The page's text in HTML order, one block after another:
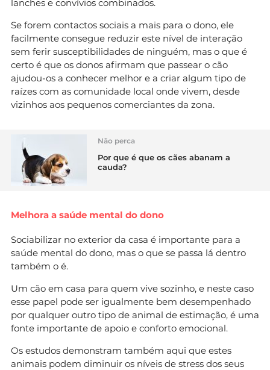
lanches e convívios combinados.
Se forem contactos sociais a mais para o dono, ele
facilmente consegue reduzir este nível de interação
sem ferir susceptibilidades de ninguém, mas o que é
certo é que os donos afirmam que passear o cão
ajudou-os a conhecer melhor e a criar algum tipo de
raízes com as comunidade local onde vivem, desde
vizinhos aos pequenos comerciantes da zona.
Não perca
Por que é que os cães abanam a
cauda?
Melhora a saúde mental do dono
Sociabilizar no exterior da casa é importante para a
saúde mental do dono, mas o que se passa lá dentro
também o é.
Um cão em casa para quem vive sozinho, e neste caso
esse papel pode ser igualmente bem desempenhado
por qualquer outro tipo de animal de estimação, é uma
fonte importante de apoio e conforto emocional.
Os estudos demonstram também aqui que estes
animais podem diminuir os níveis de stress dos seus